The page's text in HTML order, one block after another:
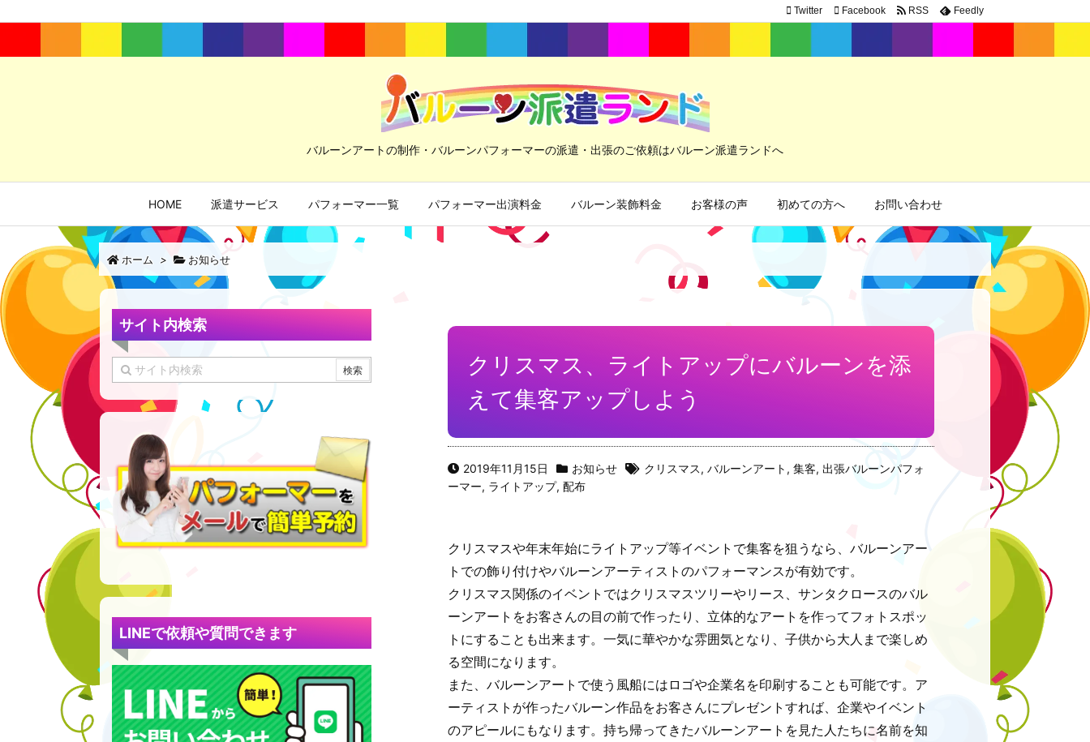
バルーンアートの制作・バルーンパフォーマーの派遣・出張のご依頼はバルーン派遣ランドへ
HOME 派遣サービス パフォーマー一覧 パフォーマー出演料金 バルーン装飾料金 お客様の声 初めての方へ お問い合わせ
Twitter Facebook RSS Feedly
ホーム > お知らせ
クリスマス、ライトアップにバルーンを添
えて集客アップしよう
2019年11月15日 お知らせ クリスマス, バルーンアート , 集客, 出張バルーンパフォ
ーマー, ライトアップ, 配布
クリスマスや年末年始にライトアップ等イベントで集客を狙うなら、バルーンアー
トでの飾り付けやバルーンアーティストのパフォーマンスが有効です。
クリスマス関係のイベントではクリスマスツリーやリース、サンタクロースのバル
ーンアートをお客さんの目の前で作ったり、立体的なアートを作ってフォトスポッ
トにすることも出来ます。一気に華やかな雰囲気となり、子供から大人まで楽しめ
る空間になります。
また、バルーンアートで使う風船にはロゴや企業名を印刷することも可能です。ア
ーティストが作ったバルーン作品をお客さんにプレゼントすれば、企業やイベント
のアピールにもなります。持ち帰ってきたバルーンアートを見た人たちに名前を知
サイト内検索
LINEで依頼や質問できます